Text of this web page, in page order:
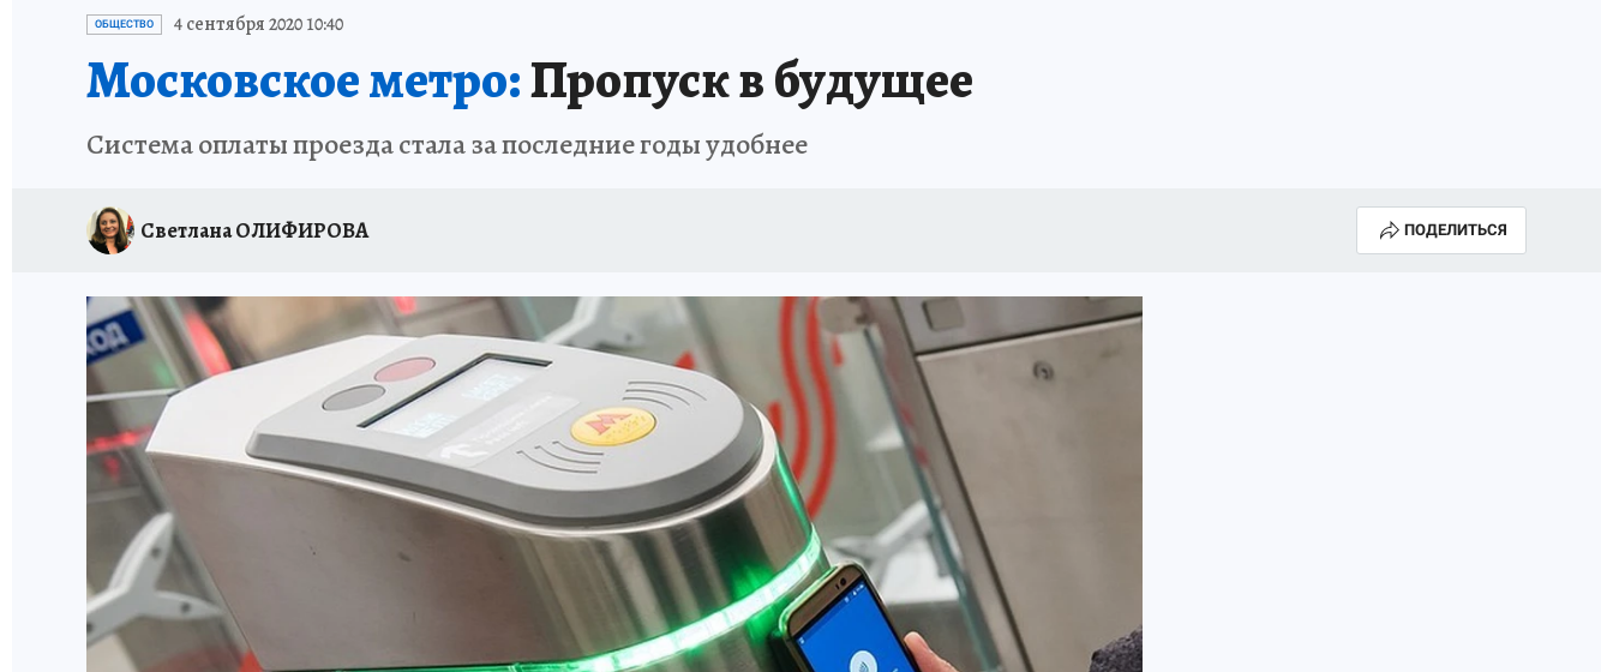
ИСПЫТАНО НА СЕБЕ
ОБЩЕСТВО 4 сентября 2020 10:40
Московское метро:Пропуск в будущее
Система оплаты проезда стала за последние годы удобнее
Светлана ОЛИФИРОВА ПОДЕЛИТЬСЯ